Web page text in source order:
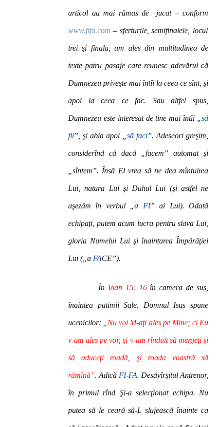
articol au mai rămas de jucat – conform
www.fifa.com – sferturile, semifinalele, locul
trei şi finala, am ales din multitudinea de
texte patru pasaje care reunesc adevărul că
Dumnezeu priveşte mai întîi la ceea ce sînt, şi
apoi la ceea ce fac. Sau altfel spus,
Dumnezeu este interesat de tine mai întîi „ să
fii”, şi abia apoi „ să faci”. Adeseori greşim,
considerînd că dacă „facem” automat şi
„sîntem”. Însă El vrea să ne dea mîntuirea
Lui, natura Lui şi Duhul Lui (şi astfel ne
aşezăm în verbul „a FI” ai Lui). Odată
echipaţi, putem acum lucra pentru slava Lui,
gloria Numelui Lui şi înaintarea Împărăţiei
Lui („a FACE”).
În Ioan 15: 16în camera de sus,
înaintea patimii Sale, Domnul Isus spune
ucenicilor: „Nu voi M-aţi ales pe Mine; ci Eu
v-am ales pe voi; şi v-am rînduit să mergeţi şi
să aduceţi roadă, şi roada voastră să
rămînă”. Adică FI-FA. Desăvîrşitul Antrenor,
în primul rînd Şi-a selecţionat echipa. Nu
putea să le ceară să-L slujească înainte ca